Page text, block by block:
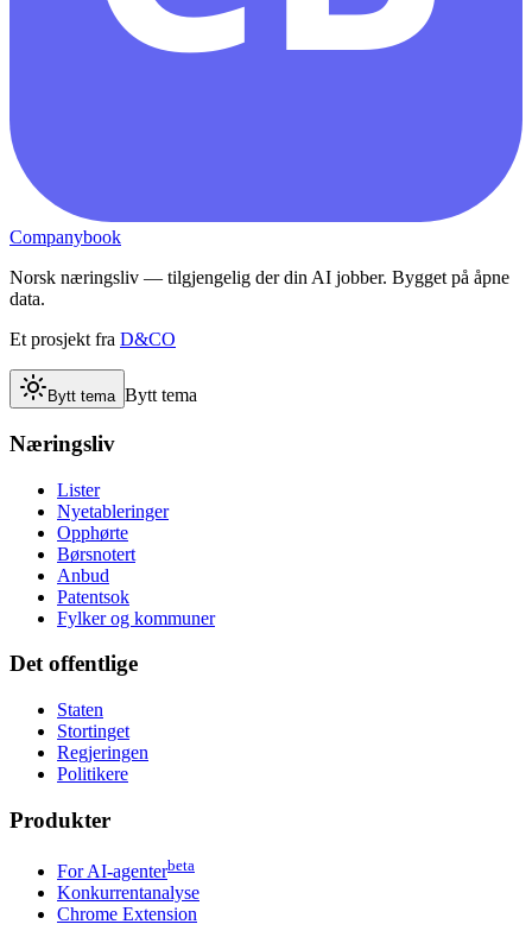
Companybook
Norsk næringsliv — tilgjengelig der din AI jobber. Bygget på åpne
data.
Et prosjekt fra D&CO
Bytt tema Bytt tema
Næringsliv
Lister
Nyetableringer
Opphørte
Børsnotert
Anbud
Patentsok
Fylker og kommuner
Det offentlige
Staten
Stortinget
Regjeringen
Politikere
Produkter
For AI-agenterbeta
Konkurrentanalyse
Chrome Extension